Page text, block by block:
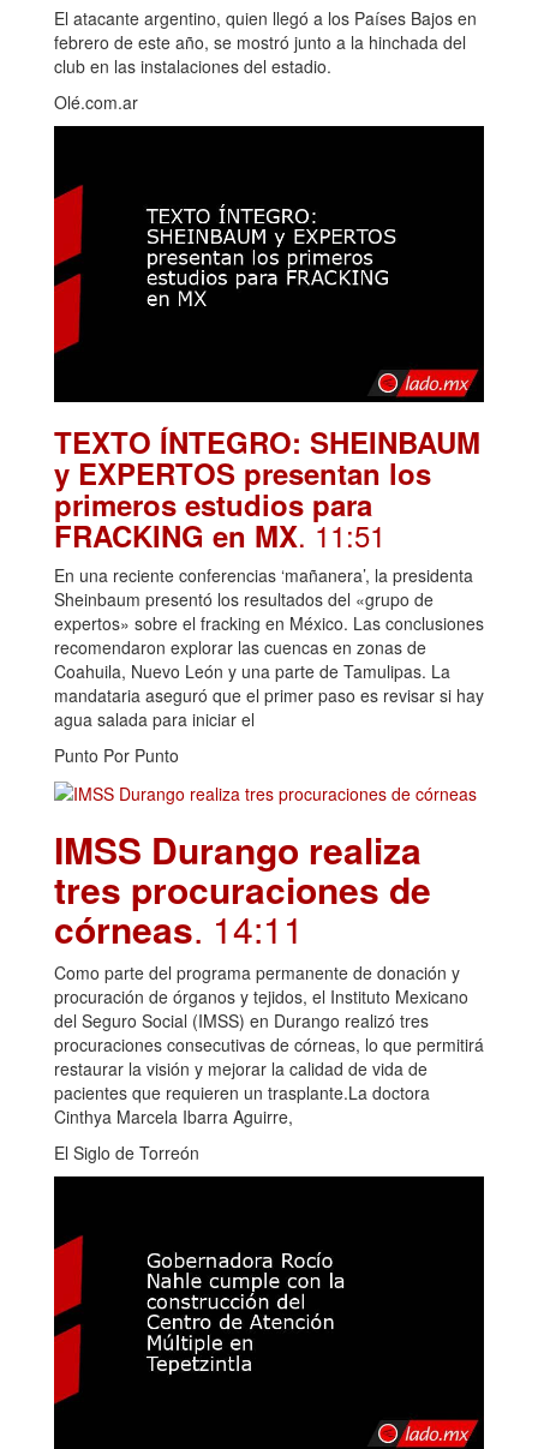
El atacante argentino, quien llegó a los Países Bajos en
febrero de este año, se mostró junto a la hinchada del
club en las instalaciones del estadio.
Olé.com.ar
TEXTO ÍNTEGRO: SHEINBAUM
y EXPERTOS presentan los
primeros estudios para
FRACKING en MX. 11:51
En una reciente conferencias ‘mañanera’, la presidenta
Sheinbaum presentó los resultados del «grupo de
expertos» sobre el fracking en México. Las conclusiones
recomendaron explorar las cuencas en zonas de
Coahuila, Nuevo León y una parte de Tamulipas. La
mandataria aseguró que el primer paso es revisar si hay
agua salada para iniciar el
Punto Por Punto
IMSS Durango realiza
tres procuraciones de
córneas. 14:11
Como parte del programa permanente de donación y
procuración de órganos y tejidos, el Instituto Mexicano
del Seguro Social (IMSS) en Durango realizó tres
procuraciones consecutivas de córneas, lo que permitirá
restaurar la visión y mejorar la calidad de vida de
pacientes que requieren un trasplante.La doctora
Cinthya Marcela Ibarra Aguirre,
El Siglo de Torreón